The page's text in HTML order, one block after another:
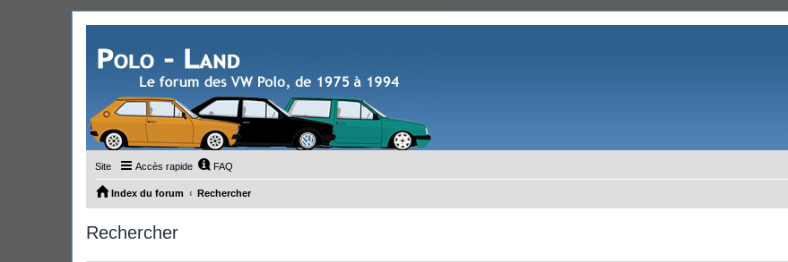
Site Accès rapide FAQ
Index du forum Rechercher
Rechercher